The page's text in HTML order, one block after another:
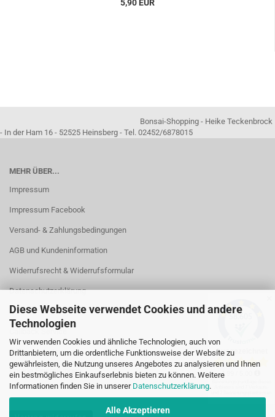
Diese Webseite verwendet Cookies und andere
Technologien
Wir verwenden Cookies und ähnliche Technologien, auch von
Drittanbietern, um die ordentliche Funktionsweise der Website zu
gewährleisten, die Nutzung unseres Angebotes zu analysieren und Ihnen
ein bestmögliches Einkaufserlebnis bieten zu können. Weitere
Informationen finden Sie in unserer Datenschutzerklärung.
Alle Akzeptieren
5,90 EUR
Bonsai-Shopping - Heike Teckenbrock
- In der Ham 16 - 52525 Heinsberg - Tel. 02452/6878015
MEHR ÜBER...
Impressum
Impressum Facebook
Versand- & Zahlungsbedingungen
AGB und Kundeninformation
Widerrufsrecht & Widerrufsformular
Datenschutzerklärung
Kontakt
Callback Service
Öffnungszeiten
Cookie Einstellungen